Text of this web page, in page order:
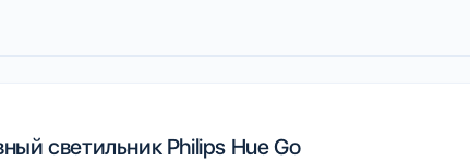
светильник Philips Hue Go